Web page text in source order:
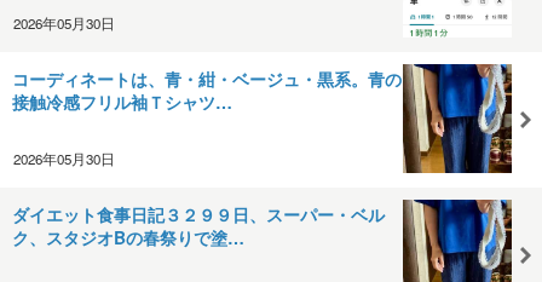
2026年05月30日
コーディネートは、青・紺・ベージュ・黒系。青の
接触冷感フリル袖Ｔシャツ…
2026年05月30日
ダイエット食事日記３２９９日、スーパー・ベル
ク、スタジオBの春祭りで塗…